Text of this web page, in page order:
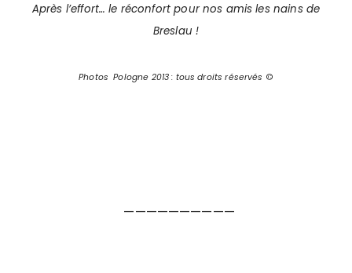
Après l’effort… le réconfort pour nos amis les nains de
Breslau !
Photos Pologne 2013 : tous droits réservés ©
——————————